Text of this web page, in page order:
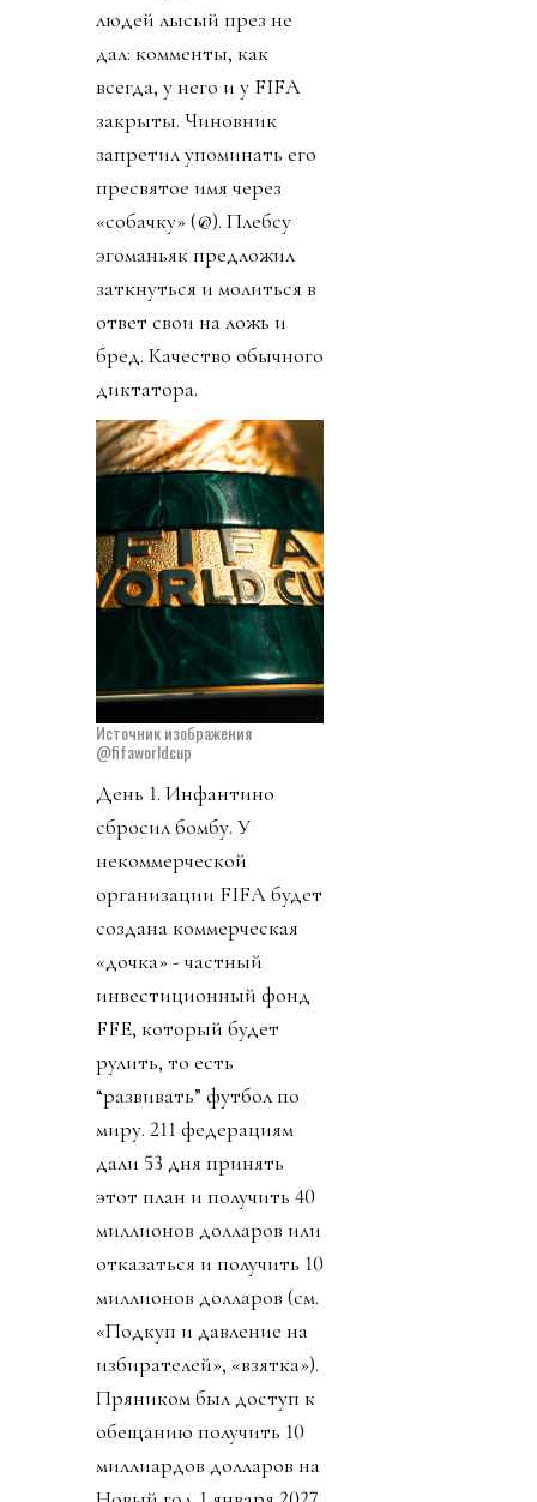
людей лысый през не
дал: комменты, как
всегда, у него и у FIFA
закрыты. Чиновник
запретил упоминать его
пресвятое имя через
«собачку» (@). Плебсу
эгоманьяк предложил
заткнуться и молиться в
ответ свои на ложь и
бред. Качество обычного
диктатора.
Источник изображения
@fifaworldcup
День 1. Инфантино
сбросил бомбу. У
некоммерческой
организации FIFA будет
создана коммерческая
«дочка» - частный
инвестиционный фонд
FFE, который будет
рулить, то есть
“развивать” футбол по
миру. 211 федерациям
дали 53 дня принять
этот план и получить 40
миллионов долларов или
отказаться и получить 10
миллионов долларов (см.
«Подкуп и давление на
избирателей», «взятка»).
Пряником был доступ к
обещанию получить 10
миллиардов долларов на